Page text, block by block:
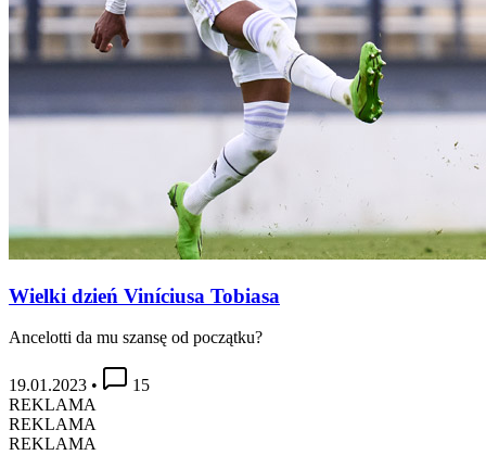
Wielki dzień Viníciusa Tobiasa
Ancelotti da mu szansę od początku?
19.01.2023 •
15
REKLAMA
REKLAMA
REKLAMA